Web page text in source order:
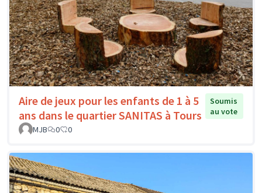
Aire de jeux pour les enfants de 1 à 5
ans dans le quartier SANITAS à Tours
Soumis
au vote
MJB
0 0